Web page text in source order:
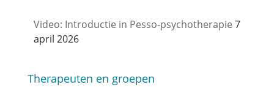
Video: Introductie in Pesso-psychotherapie 7
april 2026
Therapeuten en groepen